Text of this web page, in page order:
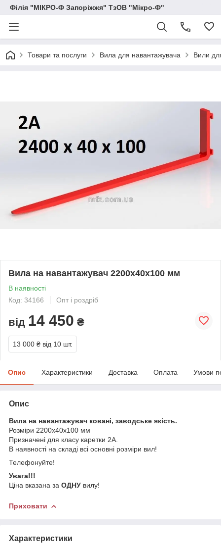
Філія "МІКРО-Ф Запоріжжя" ТзОВ "Мікро-Ф"
Товари та послуги Вила для навантажувача Вили
Вила на навантажувач 2200х40х100 мм
В наявності
Код: 34166
Опт і роздріб
від 14 450 ₴
13 000 ₴ від 10 шт.
Опис Характеристики Доставка Оплата Умови
Опис
Вила на навантажувач ковані, заводське якість.
Розміри 2200х40х100 мм
Призначені для класу каретки 2А.
В наявності на складі всі основні розміри вил!
Телефонуйте!
Увага!!!
Ціна вказана за ОДНУ вилу!
Приховати
Характеристики